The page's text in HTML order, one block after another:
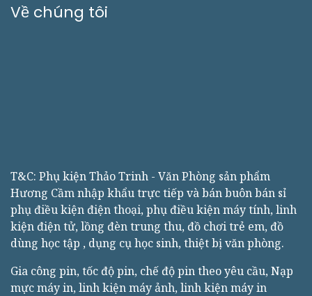
Về chúng tôi
T&C: Phụ kiện Thảo Trinh - Văn Phòng sản phẩm
Hương Cầm nhập khẩu trực tiếp và bán buôn bán sỉ
phụ điều kiện điện thoại, phụ điều kiện máy tính, linh
kiện điện tử, lồng đèn trung thu, đồ chơi trẻ em, đồ
dùng học tập , dụng cụ học sinh, thiệt bị văn phòng.
Gia công pin, tốc độ pin, chế độ pin theo yêu cầu, Nạp
mực máy in, linh kiện máy ảnh, linh kiện máy in